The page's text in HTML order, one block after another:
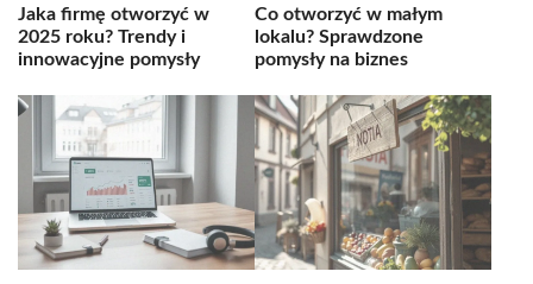
Jaka firmę otworzyć w
2025 roku? Trendy i
innowacyjne pomysły
Co otworzyć w małym
lokalu? Sprawdzone
pomysły na biznes